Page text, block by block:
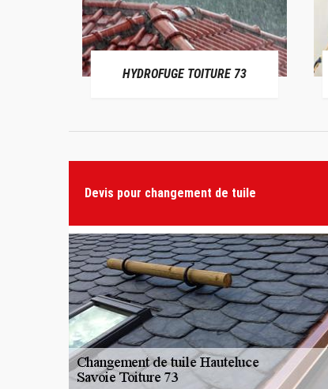
HYDROFUGE TOITURE 73
Devis pour changement de tuile